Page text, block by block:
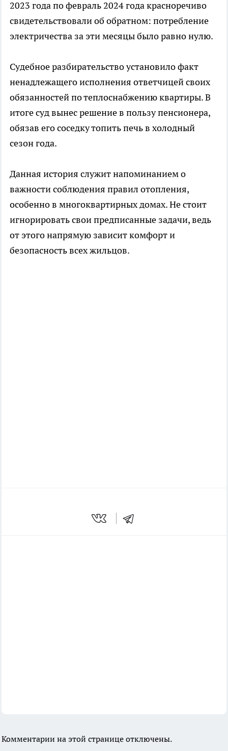
2023 года по февраль 2024 года красноречиво
свидетельствовали об обратном: потребление
электричества за эти месяцы было равно нулю.
Судебное разбирательство установило факт
ненадлежащего исполнения ответчицей своих
обязанностей по теплоснабжению квартиры. В
итоге суд вынес решение в пользу пенсионера,
обязав его соседку топить печь в холодный
сезон года.
Данная история служит напоминанием о
важности соблюдения правил отопления,
особенно в многоквартирных домах. Не стоит
игнорировать свои предписанные задачи, ведь
от этого напрямую зависит комфорт и
безопасность всех жильцов.
Комментарии на этой странице отключены.